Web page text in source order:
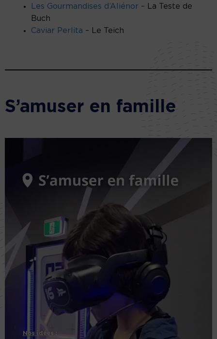
Les Gourmandises d’Aliénor – La Teste de
Buch
Caviar Perlita – Le Teich
S’amuser en famille